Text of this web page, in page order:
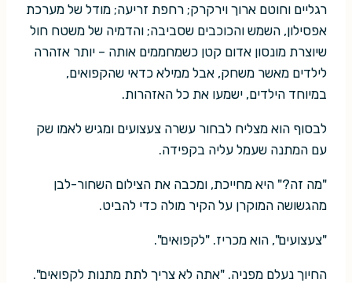
רגליים וחוטם ארוך וירקרק; רחפת זריעה; מודל של מערכת
אפסילון, השמש והכוכבים שסביבה; והדמיה של משטח חול
שיוצרת מונסון אדום קטן כשמחממים אותה – יותר אזהרה
לילדים מאשר משחק, אבל ממילא כדאי שהקפואים,
במיוחד הילדים, ישמעו את כל האזהרות.
לבסוף הוא מצליח לבחור עשרה צעצועים ומגיש לאמו שק
עם המתנה שעמל עליה בקפידה.
"מה זה?" היא מחייכת, ומכבה את הצילום השחור-לבן
מהגשושה המוקרן על הקיר מולה כדי להביט.
"צעצועים", הוא מכריז. "לקפואים".
החיוך נעלם מפניה. "אתה לא צריך לתת מתנות לקפואים".